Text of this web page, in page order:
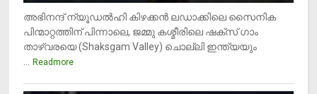
അഭിനന്ദ് ന്യൂഡൽഹി കിഴക്കൻ ലഡാക്കിലെ സൈനിക
പിന്മാറ്റത്തിന് പിന്നാലെ, ജമ്മു കശ്മീരിലെ ഷക്സ് ​ഗാം
താഴ്‌വരയെ (Shaksgam Valley) ചൊല്ലി ഇന്ത്യയും
Readmore